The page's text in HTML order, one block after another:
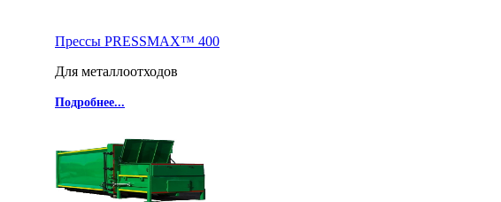
Прессы PRESSMAX™ 400
Для металлоотходов
Подробнее...